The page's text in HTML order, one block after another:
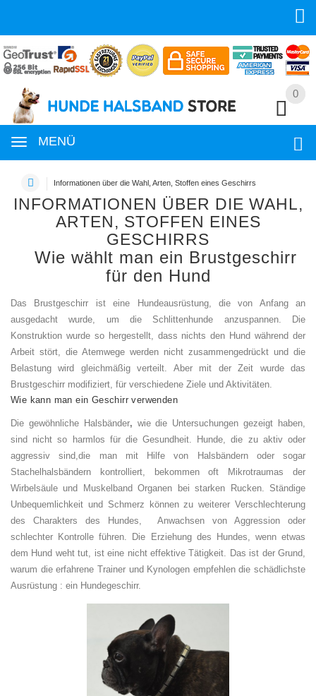
0
MENÜ
0
Informationen über die Wahl, Arten, Stoffen eines Geschirrs
INFORMATIONEN ÜBER DIE WAHL,
ARTEN, STOFFEN EINES
GESCHIRRS
Wie wählt man ein Brustgeschirr
für den Hund
Das Brustgeschirr ist eine Hundeausrüstung, die von Anfang an
ausgedacht wurde, um die Schlittenhunde anzuspannen. Die
Konstruktion wurde so hergestellt, dass nichts den Hund während der
Arbeit stört, die Atemwege werden nicht zusammengedrückt und die
Belastung wird gleichmäßig verteilt. Aber mit der Zeit wurde das
Brustgeschirr modifiziert, für verschiedene Ziele und Aktivitäten.
Wie kann man ein Geschirr verwenden
Die gewöhnliche Halsbänder, wie die Untersuchungen gezeigt haben,
sind nicht so harmlos für die Gesundheit. Hunde, die zu aktiv oder
aggressiv sind,die man mit Hilfe von Halsbändern oder sogar
Stachelhalsbändern kontrolliert, bekommen oft Mikrotraumas der
Wirbelsäule und Muskelband Organen bei starken Rucken. Ständige
Unbequemlichkeit und Schmerz können zu weiterer Verschlechterung
des Charakters des Hundes, Anwachsen von Aggression oder
schlechter Kontrolle führen. Die Erziehung des Hundes, wenn etwas
dem Hund weht tut, ist eine nicht effektive Tätigkeit. Das ist der Grund,
warum die erfahrene Trainer und Kynologen empfehlen die schädlichste
Ausrüstung : ein Hundegeschirr.